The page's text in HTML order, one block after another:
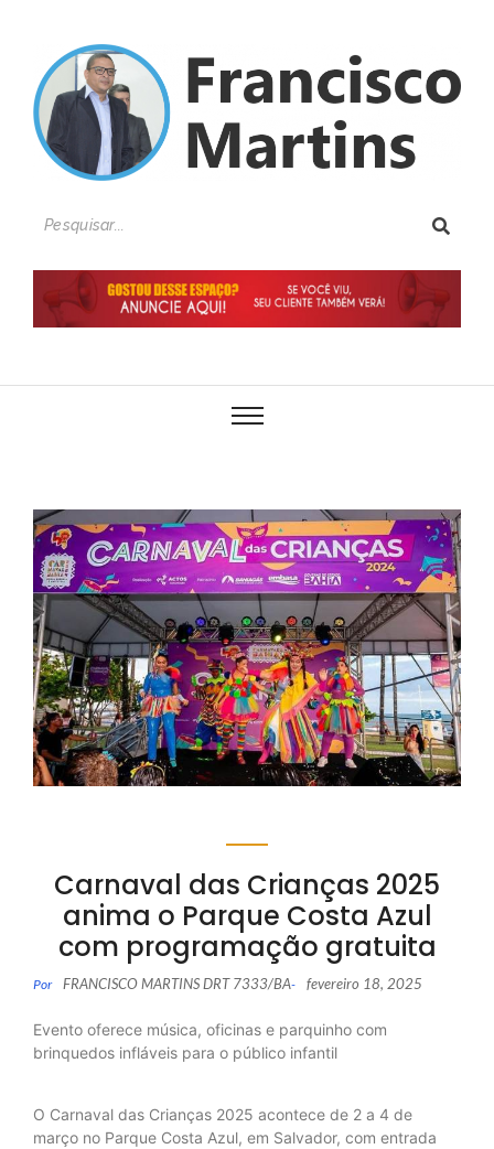
Carnaval das Crianças 2025
anima o Parque Costa Azul
com programação gratuita
Por FRANCISCO MARTINS DRT 7333/BA- fevereiro 18, 2025
Evento oferece música, oficinas e parquinho com
brinquedos infláveis para o público infantil
O Carnaval das Crianças 2025 acontece de 2 a 4 de
março no Parque Costa Azul, em Salvador, com entrada